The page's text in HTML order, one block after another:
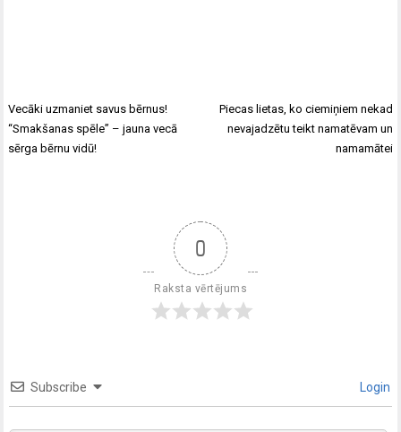
Vecāki uzmaniet savus bērnus!
“Smakšanas spēle” – jauna vecā
sērga bērnu vidū!
Piecas lietas, ko ciemiņiem nekad
nevajadzētu teikt namatēvam un
namamātei
0
Raksta vērtējums
Subscribe Login